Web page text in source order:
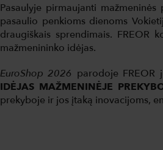
Pasaulyje pirmaujanti
pasaulio penkioms dienoms
draugiškais sprendimais. FREOR
mažmenininko idėjas.
EuroShop 2026 parodoje FREOR
IDĖJAS MAŽMENINĖJE
prekyboje ir jos įtaką inovacijoms,